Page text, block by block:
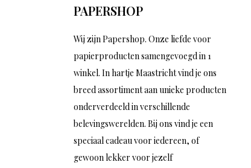
PAPERSHOP
Wij zijn Papershop. Onze liefde voor
papierproducten samengevoegd in 1
winkel. In hartje Maastricht vind je ons
breed assortiment aan unieke producten
onderverdeeld in verschillende
belevingswerelden. Bij ons vind je een
speciaal cadeau voor iedereen, of
gewoon lekker voor jezelf